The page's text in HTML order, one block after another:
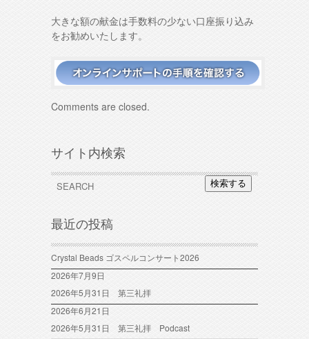
大きな額の献金は手数料の少ない口座振り込み
をお勧めいたします。
Comments are closed.
サイト内検索
検索する
最近の投稿
Crystal Beads ゴスペルコンサート2026
2026年7月9日
2026年5月31日 第三礼拝
2026年6月21日
2026年5月31日 第三礼拝 Podcast